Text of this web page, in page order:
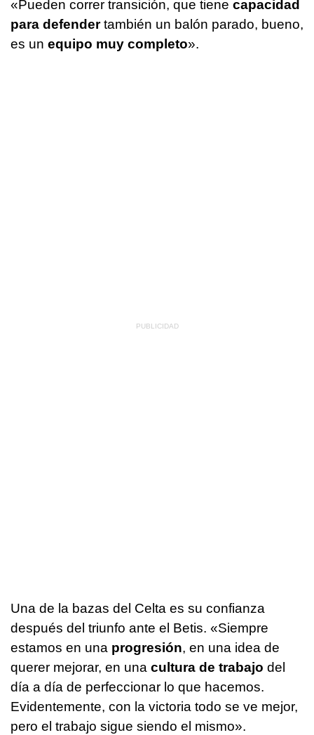
«Pueden correr transición, que tiene capacidad
para defendertambién un balón parado, bueno,
es un equipo muy completo».
Una de la bazas del Celta es su confianza
después del triunfo ante el Betis. «Siempre
estamos en una progresión, en una idea de
querer mejorar, en una cultura de trabajo del
día a día de perfeccionar lo que hacemos.
Evidentemente, con la victoria todo se ve mejor,
pero el trabajo sigue siendo el mismo».